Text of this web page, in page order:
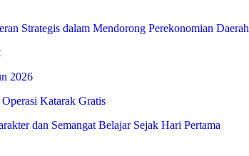
Strategis dalam Mendorong Perekonomian Daerah
2026
Katarak Gratis
dan Semangat Belajar Sejak Hari Pertama